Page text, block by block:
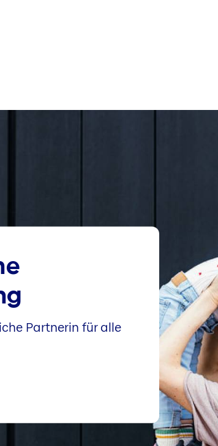
Partnerin für alle